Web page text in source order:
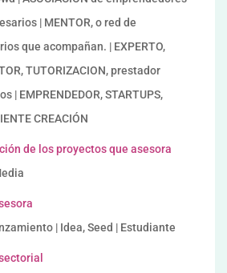
| MENTOR, o red de
que acompañan. | EXPERTO,
TUTORIZACION, prestador
| EMPRENDEDOR, STARTUPS,
CREACIÓN
de los proyectos que asesora
| Idea, Seed | Estudiante